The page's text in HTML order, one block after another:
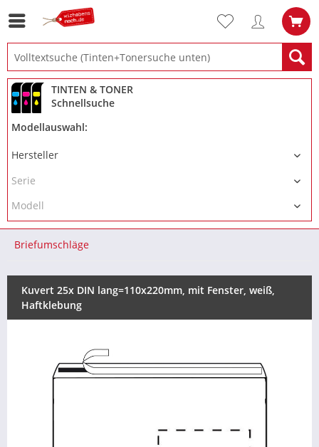
TINTEN & TONER
Schnellsuche
Modellauswahl:
Briefumschläge
Kuvert 25x DIN lang=110x220mm, mit Fenster, weiß,
Haftklebung